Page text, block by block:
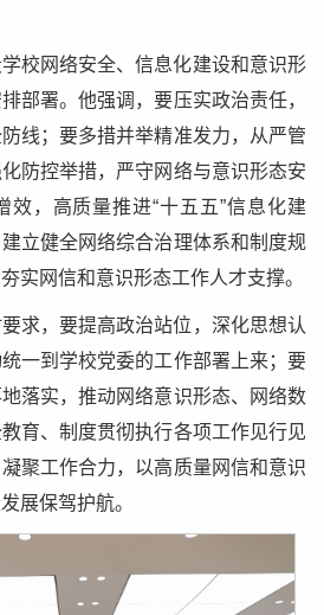
校网络安全、信息化建设和意识形
部署。他强调，要压实政治责任，
线；要多措并举精准发力，从严管
防控举措，严守网络与意识形态安
效，高质量推进“十五五”信息化建
立健全网络综合治理体系和制度规
实网信和意识形态工作人才支撑。
求，要提高政治站位，深化思想认
一到学校党委的工作部署上来；要
落实，推动网络意识形态、网络数
育、制度贯彻执行各项工作见行见
聚工作合力，以高质量网信和意识
展保驾护航。